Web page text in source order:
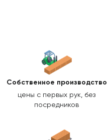
Собственное производство
цены с первых рук, без
посредников